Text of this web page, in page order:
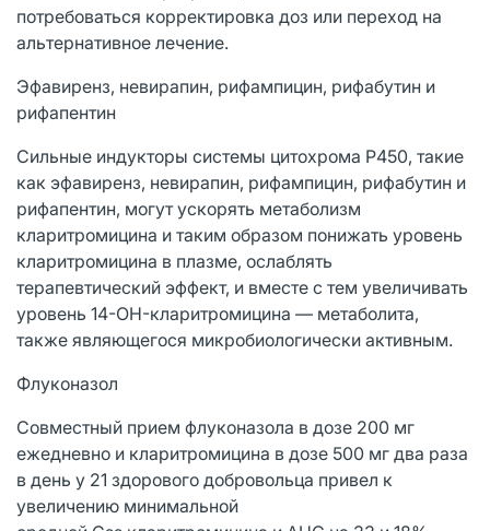
потребоваться корректировка доз или переход на
альтернативное лечение.
Эфавиренз, невирапин, рифампицин, рифабутин и
рифапентин
Сильные индукторы системы цитохрома P450, такие
как эфавиренз, невирапин, рифампицин, рифабутин и
рифапентин, могут ускорять метаболизм
кларитромицина и таким образом понижать уровень
кларитромицина в плазме, ослаблять
терапевтический эффект, и вместе с тем увеличивать
уровень 14-OH-кларитромицина — метаболита,
также являющегося микробиологически активным.
Флуконазол
Совместный прием флуконазола в дозе 200 мг
ежедневно и кларитромицина в дозе 500 мг два раза
в день у 21 здорового добровольца привел к
увеличению минимальной